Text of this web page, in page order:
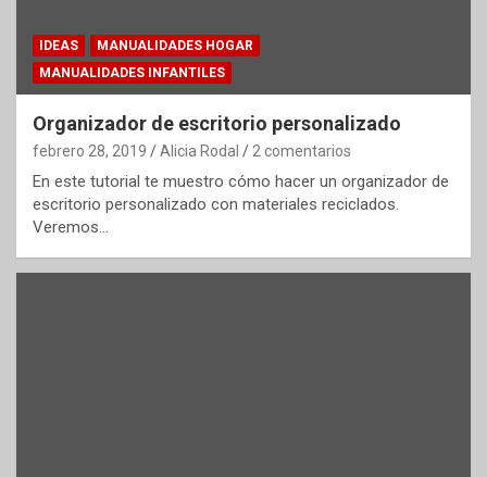
IDEAS
MANUALIDADES HOGAR
MANUALIDADES INFANTILES
Organizador de escritorio personalizado
febrero 28, 2019 Alicia Rodal 2 comentarios
En este tutorial te muestro cómo hacer un organizador de
escritorio personalizado con materiales reciclados.
Veremos…